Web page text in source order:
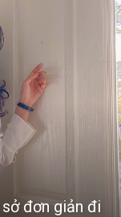
đơn giản đi